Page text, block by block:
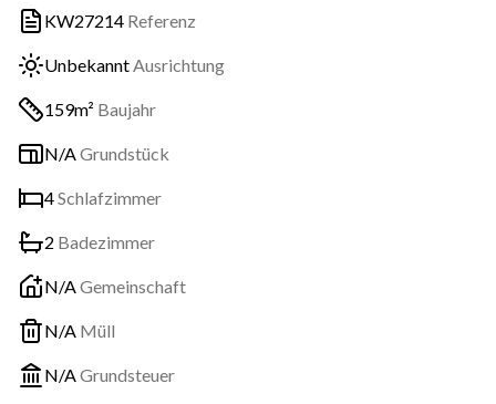
KW27214 Referenz
UnbekanntAusrichtung
159m² Baujahr
N/AGrundstück
4Schlafzimmer
2 Badezimmer
N/AGemeinschaft
N/A Müll
N/AGrundsteuer